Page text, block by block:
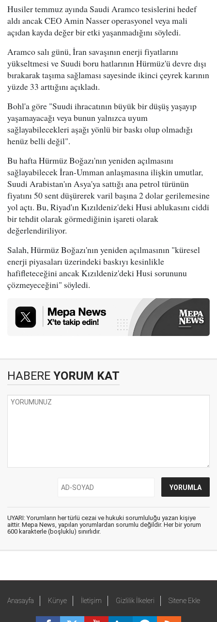
Husiler temmuz ayında Saudi Aramco tesislerini hedef
aldı ancak CEO Amin Nasser operasyonel veya mali
açıdan kayda değer bir etki yaşanmadığını söyledi.
Aramco salı günü, İran savaşının enerji fiyatlarını
yükseltmesi ve Suudi boru hatlarının Hürmüz'ü devre dışı
bırakarak taşıma sağlaması sayesinde ikinci çeyrek karının
yüzde 33 arttığını açıkladı.
Bohl'a göre "Suudi ihracatının büyük bir düşüş yaşayıp
yaşamayacağı veya bunun yalnızca uyum
sağlayabilecekleri aşağı yönlü bir baskı olup olmadığı
henüz belli değil".
Bu hafta Hürmüz Boğazı'nın yeniden açılmasını
sağlayabilecek İran-Umman anlaşmasına ilişkin umutlar,
Suudi Arabistan'ın Asya'ya sattığı ana petrol türünün
fiyatını 50 sent düşürerek varil başına 2 dolar gerilemesine
yol açtı. Bu, Riyad'ın Kızıldeniz'deki Husi ablukasını ciddi
bir tehdit olarak görmediğinin işareti olarak
değerlendiriliyor.
Salah, Hürmüz Boğazı'nın yeniden açılmasının "küresel
enerji piyasaları üzerindeki baskıyı kesinlikle
hafifleteceğini ancak Kızıldeniz'deki Husi sorununu
çözmeyeceğini" söyledi.
HABERE YORUM KAT
UYARI: Yorumların her türlü cezai ve hukuki sorumluluğu yazan kişiye
aittir. Mepa News, yapılan yorumlardan sorumlu değildir. Her bir yorum
600 karakterle (boşluklu) sınırlıdır.
Anasayfa Künye İletişim Gizlilik İlkeleri Sitene Ekle